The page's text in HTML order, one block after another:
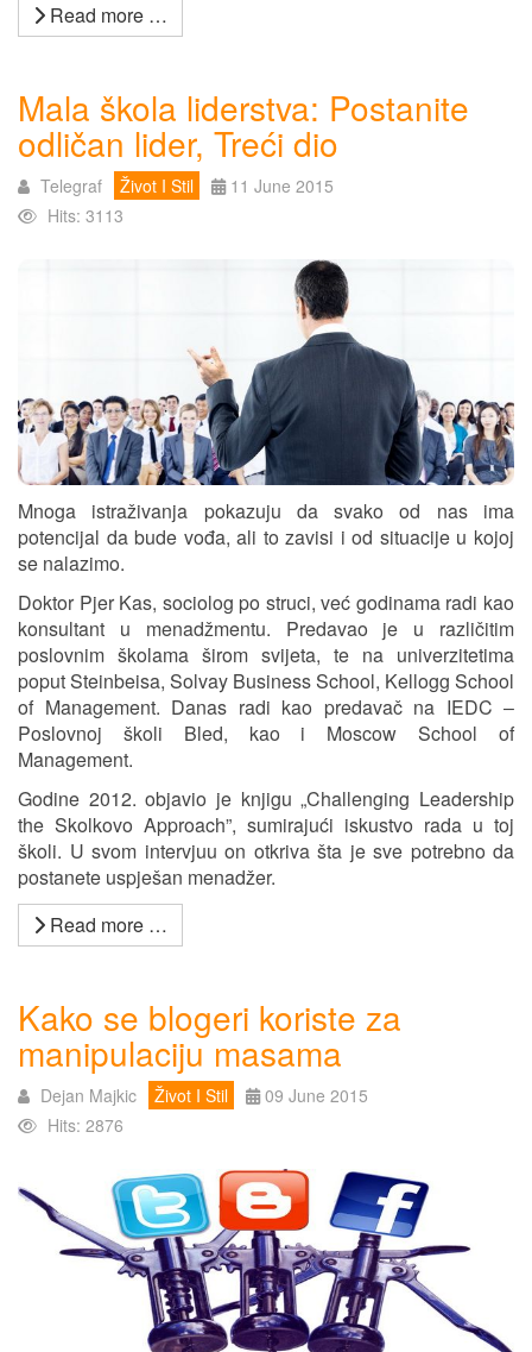
Read more …
Mala škola liderstva: Postanite
odličan lider, Treći dio
Telegraf Život I Stil
11 June 2015
Hits: 3113
Mnoga istraživanja pokazuju da svako od nas ima
potencijal da bude vođa, ali to zavisi i od situacije u kojoj
se nalazimo.
Doktor Pjer Kas, sociolog po struci, već godinama radi kao
konsultant u menadžmentu. Predavao je u različitim
poslovnim školama širom svijeta, te na univerzitetima
poput Steinbeisa, Solvay Business School, Kellogg School
of Management. Danas radi kao predavač na IEDC ‒
Poslovnoj školi Bled, kao i Moscow School of
Management.
Godine 2012. objavio je knjigu „Challenging Leadership
the Skolkovo Approach”, sumirajući iskustvo rada u toj
školi. U svom intervjuu on otkriva šta je sve potrebno da
postanete uspješan menadžer.
Read more …
Kako se blogeri koriste za
manipulaciju masama
Dejan Majkic Život I Stil
09 June 2015
Hits: 2876